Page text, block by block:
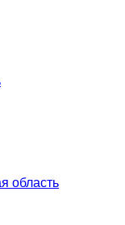
область